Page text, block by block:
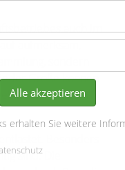
auch im
aufmerksam,
sondern
Größe können
und so dem
Besonders
sind. Die
Alle akzeptieren
erhalten Sie weitere